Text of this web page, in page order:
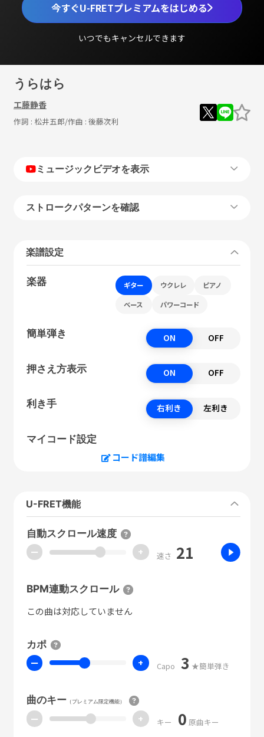
今すぐU-FRETプレミアムをはじめる
いつでもキャンセルできます
うらはら
工藤静香
作詞 : 松井五郎/作曲 : 後藤次利
ミュージックビデオを表示
ストロークパターンを確認
楽譜設定
楽器 ギター ウクレレ ピアノ
ベース パワーコード
簡単弾き ON OFF
押さえ方表示 ON OFF
利き手 右利き 左利き
マイコード設定
コード譜編集
U-FRET機能
自動スクロール速度
ー + 速さ 21
BPM連動スクロール
この曲は対応していません
カポ
ー + Capo 3 ★簡単弾き
曲のキー（プレミアム限定機能）
ー + キー 0 原曲キー